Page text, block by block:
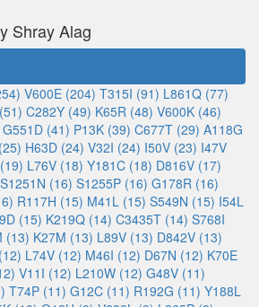
Shray Alag
V600E (204) T315I (91) L861Q (77)
C282Y (49) K65R (48) V600K (46)
G551D (41) P13K (39) C677T (29) A118G
H63D (24) V32I (24) I50V (23) I47V
L76V (18) Y181C (18) D816V (17)
S1251N (16) S1255P (16) G178R (16)
R117H (15) M41L (15) S549N (15) I54L
(15) K219Q (14) C3435T (14) S768I
(13) K27M (13) L89V (13) D842V (13)
L74V (12) M46I (12) D67N (12) K70E
V11I (12) L210W (12) G48V (11)
T74P (11) G12C (11) R192G (11) Y188L